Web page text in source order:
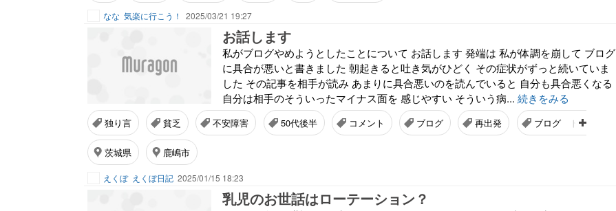
なな 気楽に行こう！ 2025/03/21 19:27
お話します
私がブログやめようとしたことについて お話します 発端は 私が体調を崩して ブログ
に具合が悪いと書きました 朝起きると吐き気がひどく その症状がずっと続いていま
した その記事を相手が読み あまりに具合悪いのを読んでいると 自分も具合悪くなる
自分は相手のそういったマイナス面を 感じやすい そういう病... 続きをみる
独り言 貧乏 不安障害 50代後半 コメント ブログ 再出発 ブログ トラブル
茨城県 鹿嶋市
えくぼ えくぼ日記 2025/01/15 18:23
乳児のお世話はローテーション？